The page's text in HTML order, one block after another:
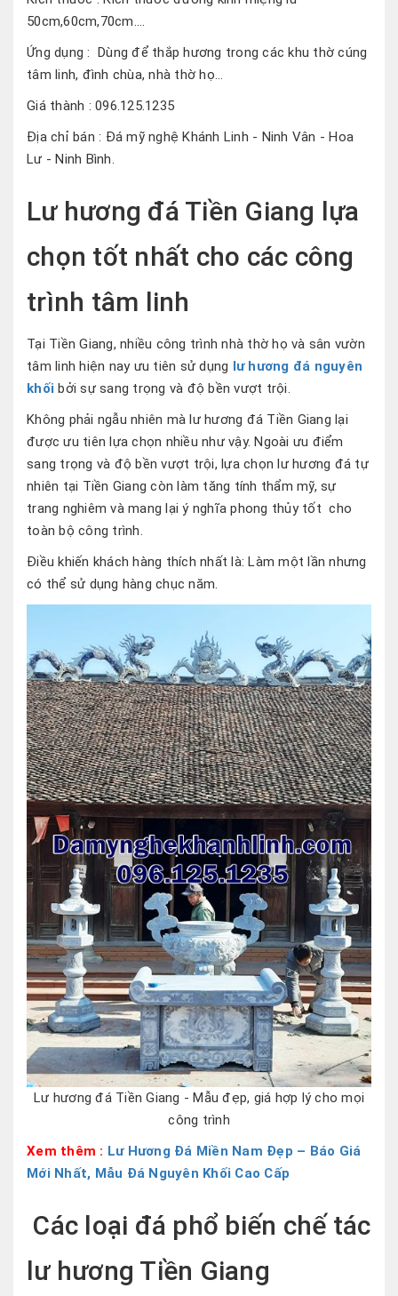
50cm,60cm,70cm....
Ứng dụng : Dùng để thắp hương trong các khu thờ cúng
tâm linh, đình chùa, nhà thờ họ...
Giá thành : 096.125.1235
Địa chỉ bán : Đá mỹ nghệ Khánh Linh - Ninh Vân - Hoa
Lư - Ninh Bình.
Lư hương đá Tiền Giang lựa
chọn tốt nhất cho các công
trình tâm linh
Tại Tiền Giang, nhiều công trình nhà thờ họ và sân vườn
tâm linh hiện nay ưu tiên sử dụng lư hương đá nguyên
khối bởi sự sang trọng và độ bền vượt trội.
Không phải ngẫu nhiên mà lư hương đá Tiền Giang lại
được ưu tiên lựa chọn nhiều như vậy. Ngoài ưu điểm
sang trọng và độ bền vượt trội, lựa chọn lư hương đá tự
nhiên tại Tiền Giang còn làm tăng tính thẩm mỹ, sự
trang nghiêm và mang lại ý nghĩa phong thủy tốt cho
toàn bộ công trình.
Điều khiến khách hàng thích nhất là: Làm một lần nhưng
có thể sử dụng hàng chục năm.
Lư hương đá Tiền Giang - Mẫu đẹp, giá hợp lý cho mọi
công trình
Xem thêm : Lư Hương Đá Miền Nam Đẹp – Báo Giá
Mới Nhất, Mẫu Đá Nguyên Khối Cao Cấp
Các loại đá phổ biến chế tác
lư hương Tiền Giang